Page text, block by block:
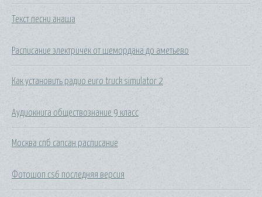
Текст песни анаша
Расписание электричек от шемордана до аметьево
Как установить радио euro truck simulator 2
Аудиокнига обществознание 9 класс
Москва спб сапсан расписание
Фотошоп cs6 последняя версия